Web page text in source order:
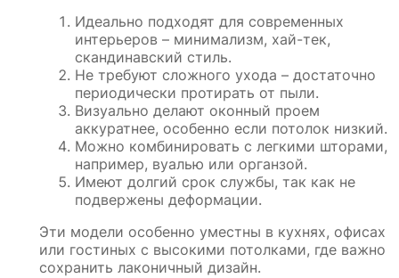
Идеально подходят для современных
интерьеров – минимализм, хай-тек,
скандинавский стиль.
Не требуют сложного ухода – достаточно
периодически протирать от пыли.
Визуально делают оконный проем
аккуратнее, особенно если потолок низкий.
Можно комбинировать с легкими шторами,
например, вуалью или органзой.
Имеют долгий срок службы, так как не
подвержены деформации.
Эти модели особенно уместны в кухнях, офисах
или гостиных с высокими потолками, где важно
сохранить лаконичный дизайн.